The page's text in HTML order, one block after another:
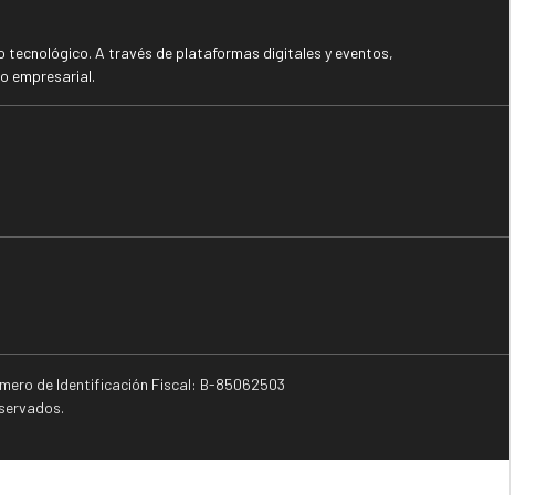
tecnológico. A través de plataformas digitales y eventos,
empresarial.
de Identificación Fiscal: B-85062503